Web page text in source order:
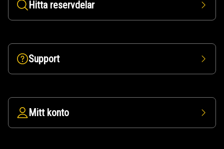
Hitta reservdelar
Support
Mitt konto